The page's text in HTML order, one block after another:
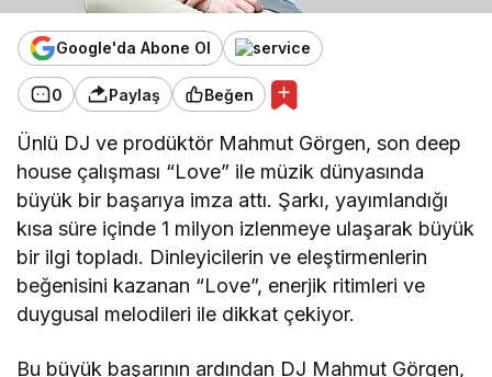
Google'da Abone Ol
0 Paylaş Beğen
Ünlü DJ ve prodüktör Mahmut Görgen, son deep
house çalışması “Love” ile müzik dünyasında
büyük bir başarıya imza attı. Şarkı, yayımlandığı
kısa süre içinde 1 milyon izlenmeye ulaşarak büyük
bir ilgi topladı. Dinleyicilerin ve eleştirmenlerin
beğenisini kazanan “Love”, enerjik ritimleri ve
duygusal melodileri ile dikkat çekiyor.
Bu büyük başarının ardından DJ Mahmut Görgen,